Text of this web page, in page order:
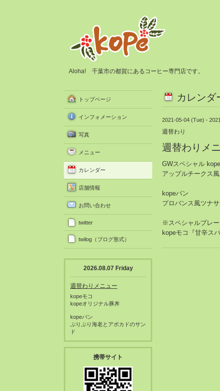
Aloha! 千葉市の都賀にあるコーヒー専門店です。
カレンダ
2021-05-04 (Tue) -
週替わり
週替わりメ
GWスペシャル
アップルチークス
kopeパン
プロバンス風ツナ
※スペシャルプレ
kopeモコ『甘辛ス
トップページ
インフォメーション
写真
メニュー
カレンダー
店舗情報
お問い合わせ
twitter
twilog（ブログ形式）
2026.08.07 Friday
週替わりメニュー
kopeモコ
kopeオリジナル豚丼
kopeパン
ぷりぷり海老とアボカドのサン
ド
携帯サイト